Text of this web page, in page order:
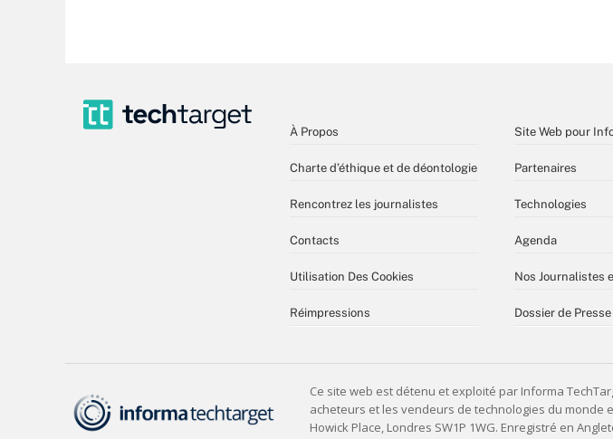
À Propos
Charte d’éthique et de déontologie
Rencontrez les journalistes
Contacts
Utilisation Des Cookies
Réimpressions
Site Web pour
Partenaires
Technologies
Agenda
Nos Journalistes
Dossier de Presse